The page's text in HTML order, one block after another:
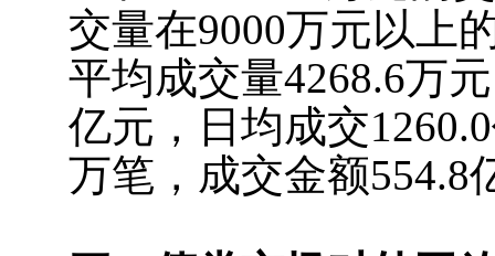
交量在9000万元以上
平均成交量4268.6万
亿元，日均成交
万笔，成交金额554.8